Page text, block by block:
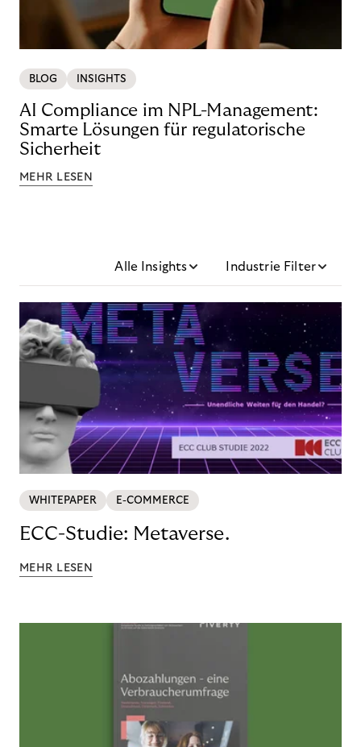
BLOG INSIGHTS
AI Compliance im NPL-Management:
Smarte Lösungen für regulatorische
Sicherheit
MEHR LESEN
Alle Insights Industrie Filter
WHITEPAPER E-COMMERCE
ECC-Studie: Metaverse.
MEHR LESEN